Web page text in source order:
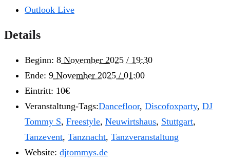
Outlook Live
Details
Beginn: 8 November 2025 / 19:30
Ende: 9 November 2025 / 01:00
Eintritt: 10€
Veranstaltung-Tags:Dancefloor, Discofoxparty, DJ
Tommy S, Freestyle, Neuwirtshaus, Stuttgart,
Tanzevent, Tanznacht, Tanzveranstaltung
Website: djtommys.de